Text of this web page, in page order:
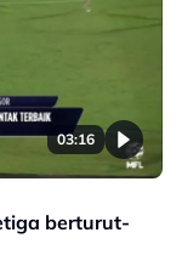
03:16
berturut-